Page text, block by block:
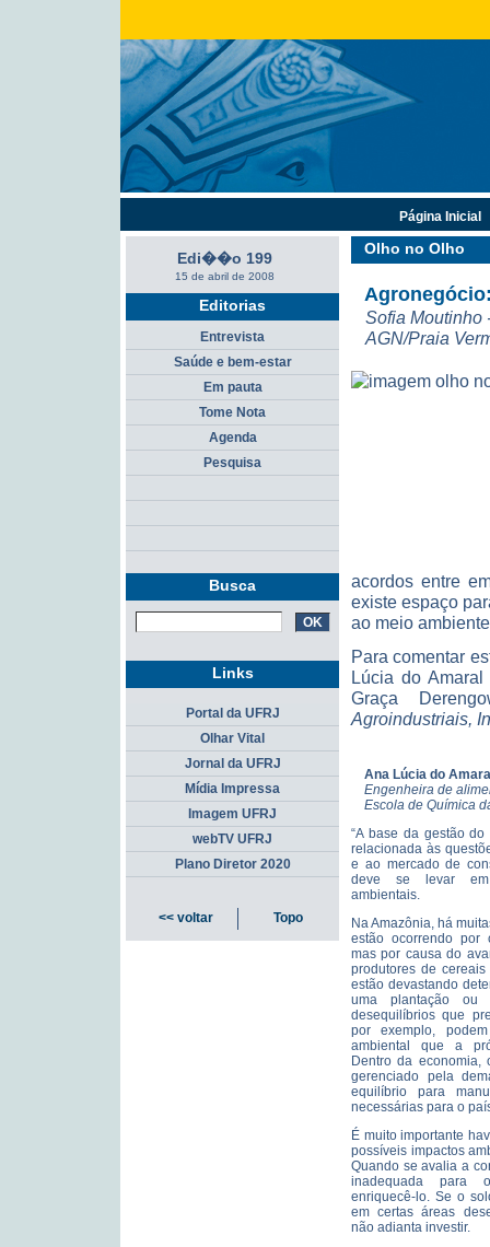
Olho no Olho
Sofia Moutinho
AGN/Praia
acordos entre
existe espaço
ao meio
Para comentar
Lúcia do
Graça
Agroindustriais,
Ana Lúcia do
Engenheira de
Escola de Química
“A base da gestão
relacionada às
e ao mercado de
deve se levar
ambientais.
Na Amazônia, há
estão ocorrendo por
mas por causa do
produtores de
estão devastando
uma plantação ou
desequilíbrios que
por exemplo,
ambiental que a
Dentro da economia,
gerenciado pela
equilíbrio para
necessárias para o
É muito importante
possíveis impactos
Quando se avalia a
inadequada para
enriquecê-lo. Se o
em certas áreas
não adianta investir.
Edi��o 199
15 de abril de 2008
Editorias
Entrevista
Saúde e bem-estar
Em pauta
Tome Nota
Agenda
Pesquisa
Busca
Página Inicial
Links
Portal da UFRJ
Olhar Vital
Jornal da UFRJ
Mídia Impressa
Imagem UFRJ
webTV UFRJ
Plano Diretor 2020
<< voltar Topo